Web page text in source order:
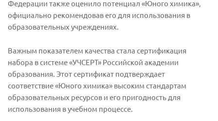
Федерации также оценило потенциал «Юного химика»,
официально рекомендовав его для использования в
образовательных учреждениях.
Важным показателем качества стала сертификация
набора в системе «УЧСЕРТ» Российской академии
образования. Этот сертификат подтверждает
соответствие «Юного химика» высоким стандартам
образовательных ресурсов и его пригодность для
использования в учебном процессе.